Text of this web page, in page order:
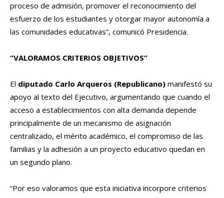
proceso de admisión, promover el reconocimiento del
esfuerzo de los estudiantes y otorgar mayor autonomía a
las comunidades educativas”, comunicó Presidencia.
“VALORAMOS CRITERIOS OBJETIVOS”
El diputado Carlo Arqueros (Republicano) manifestó su
apoyo al texto del Ejecutivo, argumentando que cuando el
acceso a establecimientos con alta demanda depende
principalmente de un mecanismo de asignación
centralizado, el mérito académico, el compromiso de las
familias y la adhesión a un proyecto educativo quedan en
un segundo plano.
“Por eso valoramos que esta iniciativa incorpore criterios